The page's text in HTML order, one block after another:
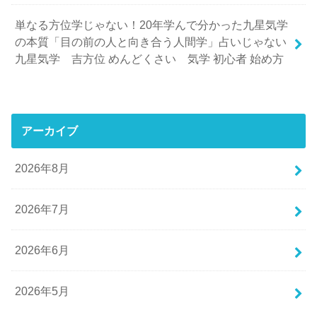
単なる方位学じゃない！20年学んで分かった九星気学
の本質「目の前の人と向き合う人間学」占いじゃない
九星気学 吉方位 めんどくさい 気学 初心者 始め方
アーカイブ
2026年8月
2026年7月
2026年6月
2026年5月